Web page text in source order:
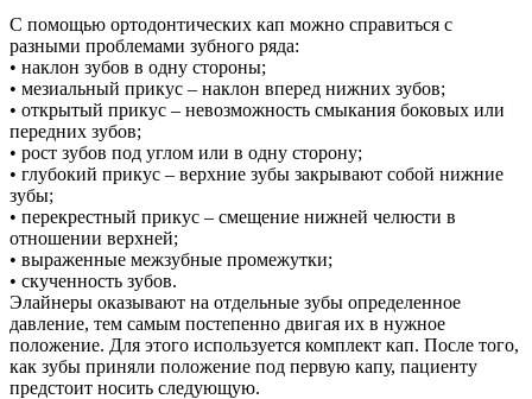
С помощью ортодонтических кап можно справиться с
разными проблемами зубного ряда:
• наклон зубов в одну стороны;
• мезиальный прикус – наклон вперед нижних зубов;
• открытый прикус – невозможность смыкания боковых или
передних зубов;
• рост зубов под углом или в одну сторону;
• глубокий прикус – верхние зубы закрывают собой нижние
зубы;
• перекрестный прикус – смещение нижней челюсти в
отношении верхней;
• выраженные межзубные промежутки;
• скученность зубов.
Элайнеры оказывают на отдельные зубы определенное
давление, тем самым постепенно двигая их в нужное
положение. Для этого используется комплект кап. После того,
как зубы приняли положение под первую капу, пациенту
предстоит носить следующую.